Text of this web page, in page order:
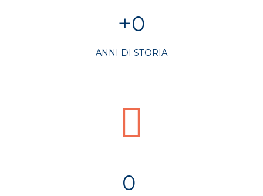
+0
ANNI DI STORIA
0